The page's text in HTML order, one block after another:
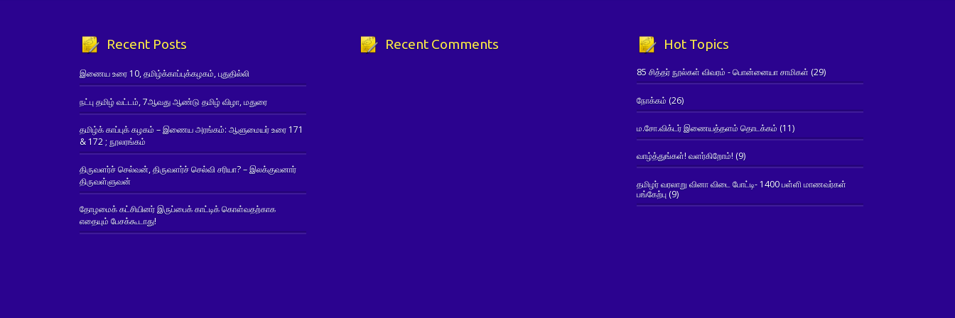
Recent Posts
இணைய உரை 10, தமிழ்க்காப்புக்கழகம், புதுதில்லி
நட்பு தமிழ் வட்டம், 7ஆவது ஆண்டு தமிழ் விழா, மதுரை
தமிழ்க் காப்புக் கழகம் – இணைய அரங்கம்: ஆளுமையர் உரை 171
& 172 ; நூலரங்கம்
திருவளர்ச் செல்வன், திருவளர்ச் செல்வி சரியா? – இலக்குவனார்
திருவள்ளுவன்
தோழமைக் கட்சியினர் இருப்பைக் காட்டிக் கொள்வதற்காக
எதையும் பேசக்கூடாது!
Recent Comments Hot Topics
85 சித்தர் நூல்கள் விவரம் - பொன்னையா சாமிகள் (29)
நோக்கம் (26)
ம.சோ.விக்டர் இணையத்தளம் தொடக்கம் (11)
வாழ்த்துங்கள்! வளர்கிறோம்! (9)
தமிழர் வரலாறு வினா விடை போட்டி- 1400 பள்ளி மாணவர்கள்
பங்கேற்பு(9)